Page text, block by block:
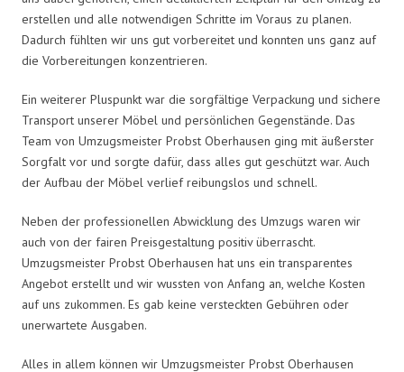
erstellen und alle notwendigen Schritte im Voraus zu planen.
Dadurch fühlten wir uns gut vorbereitet und konnten uns ganz auf
die Vorbereitungen konzentrieren.
Ein weiterer Pluspunkt war die sorgfältige Verpackung und sichere
Transport unserer Möbel und persönlichen Gegenstände. Das
Team von Umzugsmeister Probst Oberhausen ging mit äußerster
Sorgfalt vor und sorgte dafür, dass alles gut geschützt war. Auch
der Aufbau der Möbel verlief reibungslos und schnell.
Neben der professionellen Abwicklung des Umzugs waren wir
auch von der fairen Preisgestaltung positiv überrascht.
Umzugsmeister Probst Oberhausen hat uns ein transparentes
Angebot erstellt und wir wussten von Anfang an, welche Kosten
auf uns zukommen. Es gab keine versteckten Gebühren oder
unerwartete Ausgaben.
Alles in allem können wir Umzugsmeister Probst Oberhausen